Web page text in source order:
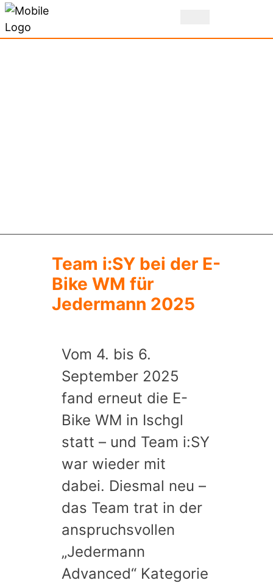
Team i:SY bei der E-
Bike WM für
Jedermann 2025
Vom 4. bis 6.
September 2025
fand erneut die E-
Bike WM in Ischgl
statt – und Team i:SY
war wieder mit
dabei. Diesmal neu –
das Team trat in der
anspruchsvollen
„Jedermann
Advanced“ Kategorie